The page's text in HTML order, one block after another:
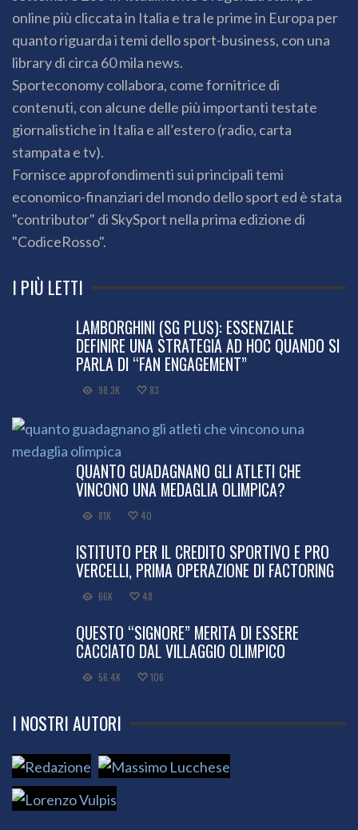
online più cliccata in Italia e tra le prime in Europa per
quanto riguarda i temi dello sport-business, con una
library di circa 60 mila news.
Sporteconomy collabora, come fornitrice di
contenuti, con alcune delle più importanti testate
giornalistiche in Italia e all’estero (radio, carta
stampata e tv).
Fornisce approfondimenti sui principali temi
economico-finanziari del mondo dello sport ed è stata
"contributor" di SkySport nella prima edizione di
"CodiceRosso".
I PIÙ LETTI
LAMBORGHINI (SG PLUS): ESSENZIALE
DEFINIRE UNA STRATEGIA AD HOC QUANDO SI
PARLA DI “FAN ENGAGEMENT”
98.3K 83
QUANTO GUADAGNANO GLI ATLETI CHE
VINCONO UNA MEDAGLIA OLIMPICA?
81K 40
ISTITUTO PER IL CREDITO SPORTIVO E PRO
VERCELLI, PRIMA OPERAZIONE DI FACTORING
66K 48
QUESTO “SIGNORE” MERITA DI ESSERE
CACCIATO DAL VILLAGGIO OLIMPICO
56.4K 106
I NOSTRI AUTORI